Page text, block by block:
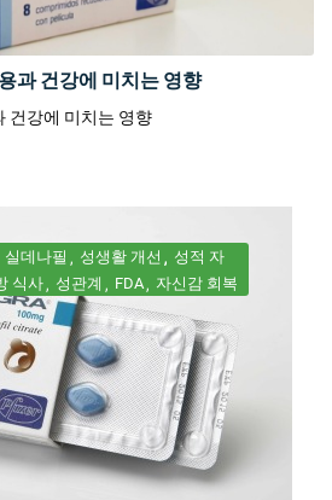
과 건강에 미치는 영향
건강에 미치는 영향
실데나필 성생활 개선
성적 자
식사 성관계 FDA 자신감 회복